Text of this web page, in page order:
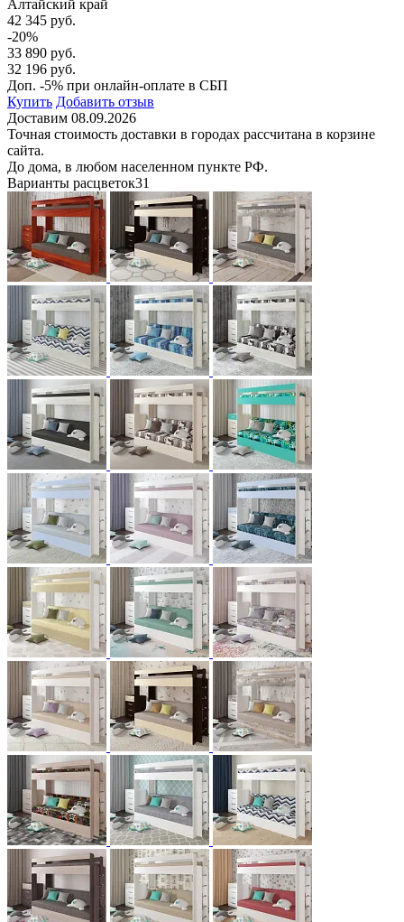
Алтайский край
42 345 руб.
-20%
33 890 руб.
32 196 руб.
Доп. -5% при онлайн-оплате в СБП
Купить Добавить отзыв
Доставим 08.09.2026
Точная стоимость доставки в городах рассчитана в корзине
сайта.
До дома, в любом населенном пункте РФ.
Варианты расцветок31